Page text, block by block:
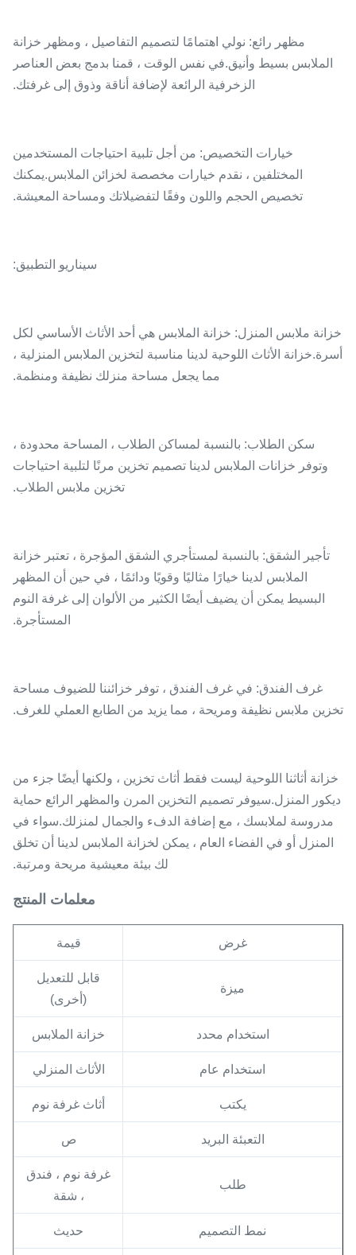
مظهر رائع: نولي اهتمامًا لتصميم التفاصيل ، ومظهر خزانة
الملابس بسيط وأنيق.في نفس الوقت ، قمنا بدمج بعض العناصر
الزخرفية الرائعة لإضافة أناقة وذوق إلى غرفتك.
خيارات التخصيص: من أجل تلبية احتياجات المستخدمين
المختلفين ، نقدم خيارات مخصصة لخزائن الملابس.يمكنك
تخصيص الحجم واللون وفقًا لتفضيلاتك ومساحة المعيشة.
سيناريو التطبيق:
خزانة ملابس المنزل: خزانة الملابس هي أحد الأثاث الأساسي لكل
أسرة.خزانة الأثاث اللوحية لدينا مناسبة لتخزين الملابس المنزلية ،
مما يجعل مساحة منزلك نظيفة ومنظمة.
سكن الطلاب: بالنسبة لمساكن الطلاب ، المساحة محدودة ،
وتوفر خزانات الملابس لدينا تصميم تخزين مرنًا لتلبية احتياجات
تخزين ملابس الطلاب.
تأجير الشقق: بالنسبة لمستأجري الشقق المؤجرة ، تعتبر خزانة
الملابس لدينا خيارًا مثاليًا وقويًا ودائمًا ، في حين أن المظهر
البسيط يمكن أن يضيف أيضًا الكثير من الألوان إلى غرفة النوم
المستأجرة.
غرف الفندق: في غرف الفندق ، توفر خزائننا للضيوف مساحة
تخزين ملابس نظيفة ومريحة ، مما يزيد من الطابع العملي للغرف.
خزانة أثاثنا اللوحية ليست فقط أثاث تخزين ، ولكنها أيضًا جزء من
ديكور المنزل.سيوفر تصميم التخزين المرن والمظهر الرائع حماية
مدروسة لملابسك ، مع إضافة الدفء والجمال لمنزلك.سواء في
المنزل أو في الفضاء العام ، يمكن لخزانة الملابس لدينا أن تخلق
لك بيئة معيشية مريحة ومرتبة.
معلمات المنتج
غرض قيمة
ميزة
قابل للتعديل
(أخرى)
استخدام محدد خزانة الملابس
استخدام عام الأثاث المنزلي
يكتب أثاث غرفة نوم
التعبئة البريد ص
طلب
غرفة نوم ، فندق
، شقة
نمط التصميم حديث